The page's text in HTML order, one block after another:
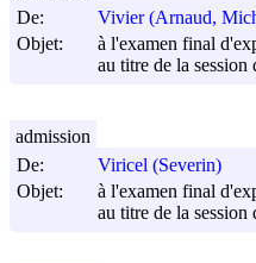
De:
Vivier (Arnaud,
Objet:
à l'examen final
au titre de la
De:
Viricel (Severin)
Objet:
à l'examen final
au titre de la
admission